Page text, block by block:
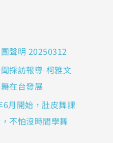
聲明 20250312
採訪報導-柯雅文
在台發展
月開始，肚皮舞課
不怕沒時間學舞